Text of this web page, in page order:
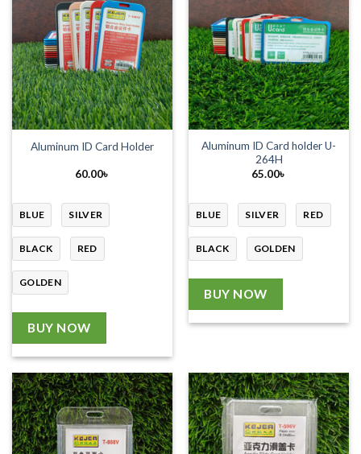
Aluminum ID Card Holder
60.00৳
BLUE SILVER
BLACK RED
GOLDEN
BUY NOW
Aluminum ID Card holder U-
264H
65.00৳
BLUE SILVER RED
BLACK GOLDEN
BUY NOW